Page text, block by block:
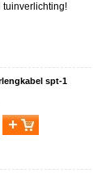
tuinverlichting!
spt-1